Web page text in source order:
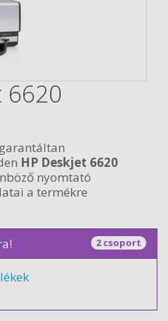
6620
HP Deskjet 6620
nyomtató
a termékre
2 csoport